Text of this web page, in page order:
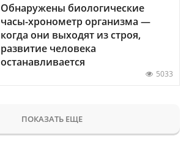
Обнаружены биологические
часы-хронометр организма —
когда они выходят из строя,
развитие человека
останавливается
5033
ПОКАЗАТЬ ЕЩЕ